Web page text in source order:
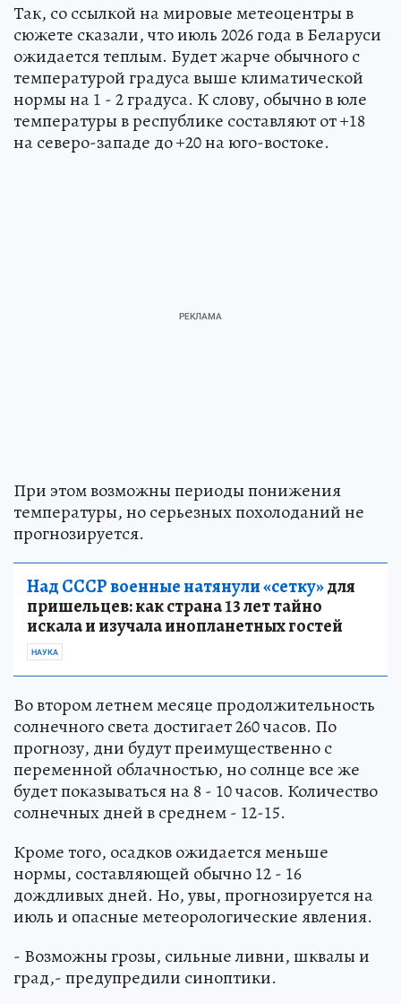
Так, со ссылкой на мировые метеоцентры в
сюжете сказали, что июль 2026 года в Беларуси
ожидается теплым. Будет жарче обычного с
температурой градуса выше климатической
нормы на 1 - 2 градуса. К слову, обычно в юле
температуры в республике составляют от +18
на северо-западе до +20 на юго-востоке.
При этом возможны периоды понижения
температуры, но серьезных похолоданий не
прогнозируется.
Над СССР военные натянули «сетку»для
пришельцев: как страна 13 лет тайно
искала и изучала инопланетных гостей
НАУКА
Во втором летнем месяце продолжительность
солнечного света достигает 260 часов. По
прогнозу, дни будут преимущественно с
переменной облачностью, но солнце все же
будет показываться на 8 - 10 часов. Количество
солнечных дней в среднем - 12-15.
Кроме того, осадков ожидается меньше
нормы, составляющей обычно 12 - 16
дождливых дней. Но, увы, прогнозируется на
июль и опасные метеорологические явления.
- Возможны грозы, сильные ливни, шквалы и
град,- предупредили синоптики.